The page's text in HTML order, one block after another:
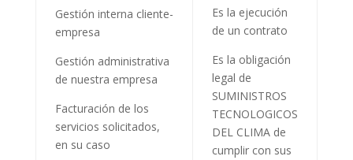
Gestión interna cliente-
empresa
Gestión administrativa
de nuestra empresa
Facturación de los
servicios solicitados,
en su caso
Es la ejecución
de un contrato
Es la obligación
legal de
SUMINISTROS
TECNOLOGICOS
DEL CLIMA de
cumplir con sus